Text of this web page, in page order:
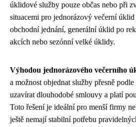
úklidové služby pouze občas nebo při
situacemi pro jednorázový večerní
obchodní jednání, generální úklid po
akcích nebo sezónní velké úklidy.
Výhodou jednorázového večerního
a možnost objednat služby přesně
uzavírat dlouhodobé smlouvy a platí
Toto řešení je ideální pro menší firmy
ještě nemají stabilní potřebu